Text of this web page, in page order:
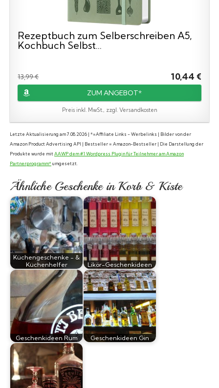
Rezeptbuch zum Selberschreiben A5,
Kochbuch Selbst...
13,99 € 10,44 €
ZUM ANGEBOT*
Preis inkl. MwSt., zzgl. Versandkosten
Letzte Aktualisierung am 7.08.2026 | *=Affiliate Links - Werbelinks | Bilder von der
Amazon Product Advertising API | Bestseller = Amazon-Bestseller | Die Darstellung der
Produkte wurde mitAAWP dem #1 Wordpress Plugin für Teilnehmer am Amazon
Partnerprogramm*umgesetzt.
Ähnliche Geschenke in Korb & Kiste
Küchengeschenke - &
Küchenhelfer
Likör-Geschenkideen
Geschenkideen Rum Geschenkideen Gin